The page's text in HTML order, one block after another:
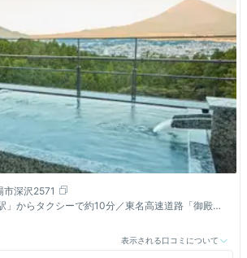
市深沢2571
」からタクシーで約10分／東名高速道路「御殿場
表示される口コミについて